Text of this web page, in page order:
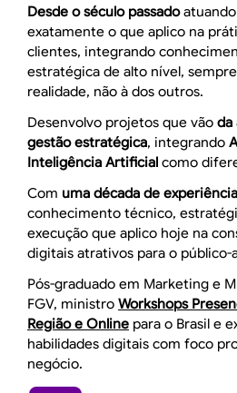
Desde o século passado
exatamente o que aplico na
clientes, integrando
estratégica de alto nível,
realidade, não à dos outros.
Desenvolvo projetos que vão da
gestão estratégica, integrando
Inteligência Artificial como
Com uma década de
conhecimento técnico,
execução que aplico hoje na
digitais atrativos para o público-
Pós-graduado em Marketing e
FGV, ministro Workshops
Região e Online para o Brasil e
habilidades digitais com foco
negócio.